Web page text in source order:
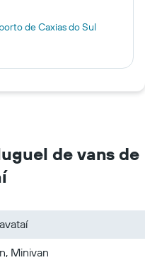
de Caxias do Sul
de vans de
Minivan